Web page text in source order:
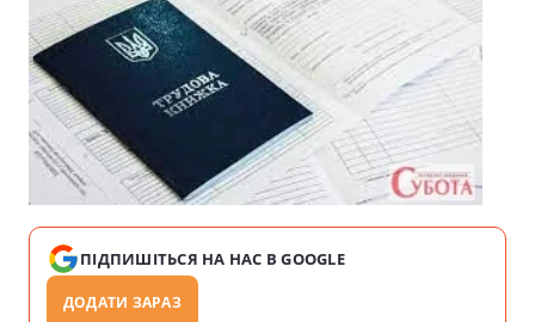
ПІДПИШІТЬСЯ НА НАС В GOOGLE
ДОДАТИ ЗАРАЗ